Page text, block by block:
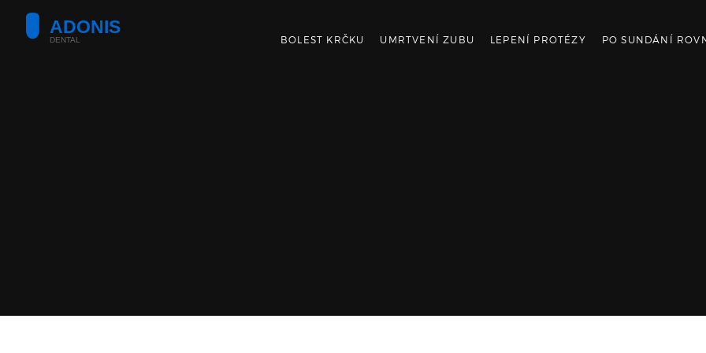
BOLEST KRČKU UMRTVENÍ ZUBU LEPENÍ PROTÉZY PO SUNDÁNÍ